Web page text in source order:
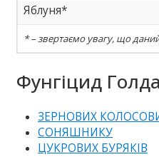
Яблуня*
* – звертаємо увагу, що
Фунгіцид
ЗЕРНОВИХ
СОНЯШНИКУ
ЦУКРОВИХ БУРЯКІВ